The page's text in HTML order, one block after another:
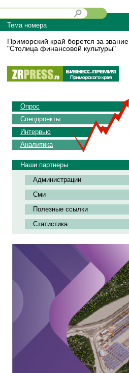
Тема номера
Приморский край борется за звание
"Столица финансовой культуры"
Опрос
Спецпроекты
Интервью
Аналитика
Наши партнеры
Администрации
Сми
Полезные ссылки
Статистика